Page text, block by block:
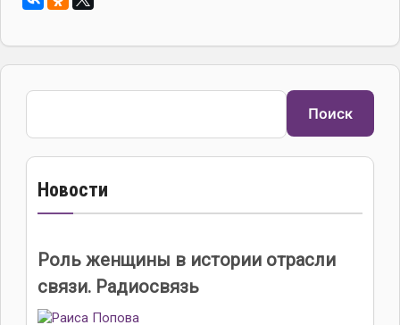
Поиск
Поиск
Новости
Роль женщины в истории отрасли
связи. Радиосвязь